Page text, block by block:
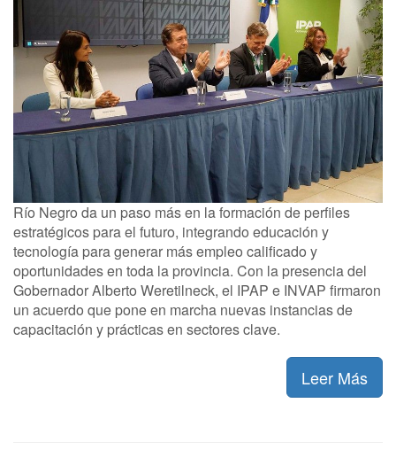
Río Negro da un paso más en la formación de perfiles
estratégicos para el futuro, integrando educación y
tecnología para generar más empleo calificado y
oportunidades en toda la provincia. Con la presencia del
Gobernador Alberto Weretilneck, el IPAP e INVAP firmaron
un acuerdo que pone en marcha nuevas instancias de
capacitación y prácticas en sectores clave.
Leer Más